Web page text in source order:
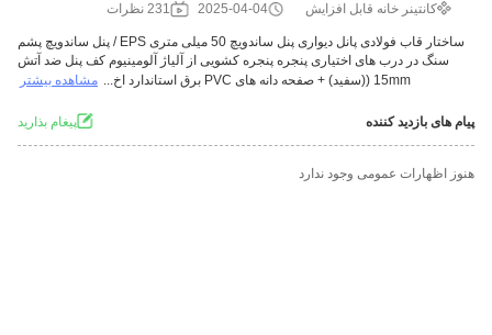
کانتینر خانه قابل افزایش
2025-04-04 231 نظرات
ساختار قاب فولادی پانل دیواری پنل ساندویچ 50 میلی متری EPS / پنل ساندویچ پشم
سنگ در درب های اختیاری پنجره پنجره کشویی از آلیاژ آلومینیوم کف پنل ضد آتش
15mm ((سفيد) + صفحه دانه های PVC برق استاندارد اخ...
مشاهده بیشتر
پیام های بازدید کننده پيغام بذاريد
هنوز اظهارات عمومی وجود ندارد